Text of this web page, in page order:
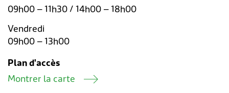
09h00 – 11h30 / 14h00 – 18h00
Vendredi
09h00 – 13h00
Plan d'accès
Montrer la carte